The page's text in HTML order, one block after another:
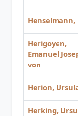
Henselmann,
Herigoyen,
Emanuel
von
Herion,
Herking,